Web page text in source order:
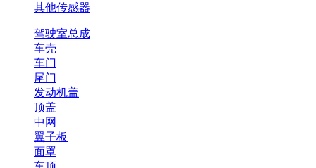
其他传感器
驾驶室总成
车壳
车门
尾门
发动机盖
顶盖
中网
翼子板
面罩